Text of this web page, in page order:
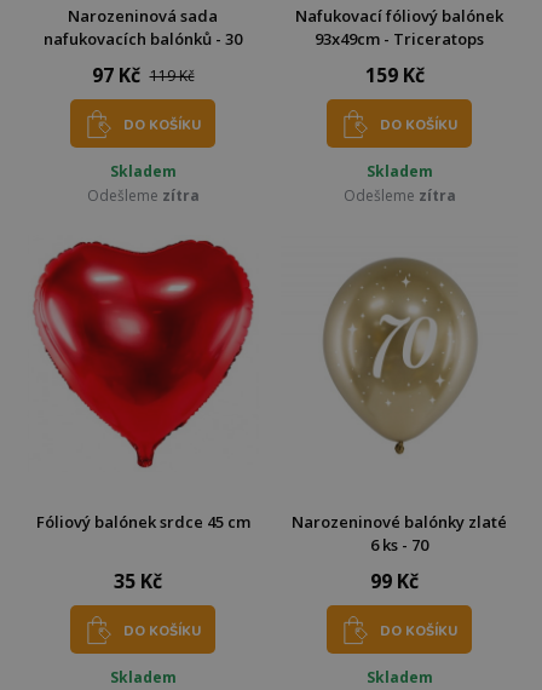
Narozeninová sada
nafukovacích balónků - 30
97 Kč 119 Kč
DO KOŠÍKU
Skladem
Odešleme zítra
Nafukovací fóliový balónek
93x49cm - Triceratops
159 Kč
DO KOŠÍKU
Skladem
Odešleme zítra
Fóliový balónek srdce 45 cm
35 Kč
DO KOŠÍKU
Skladem
Narozeninové balónky zlaté
6 ks - 70
99 Kč
DO KOŠÍKU
Skladem